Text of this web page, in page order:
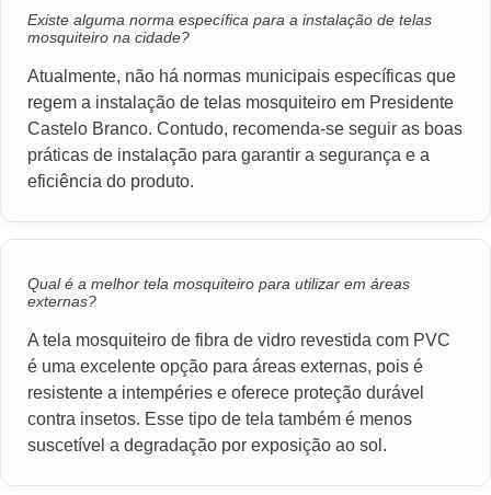
Existe alguma norma específica para a instalação de telas
mosquiteiro na cidade?
Atualmente, não há normas municipais específicas que
regem a instalação de telas mosquiteiro em Presidente
Castelo Branco. Contudo, recomenda-se seguir as boas
práticas de instalação para garantir a segurança e a
eficiência do produto.
Qual é a melhor tela mosquiteiro para utilizar em áreas
externas?
A tela mosquiteiro de fibra de vidro revestida com PVC
é uma excelente opção para áreas externas, pois é
resistente a intempéries e oferece proteção durável
contra insetos. Esse tipo de tela também é menos
suscetível a degradação por exposição ao sol.